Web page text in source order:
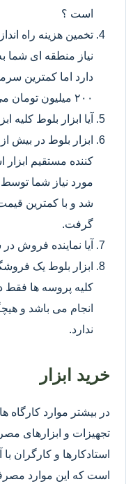
است ؟
تخمین هزینه راه
نیاز منطقه ای شما
دارد اما کمترین
۲۰۰ میلیون تومان می باشد.
آیا ابزار بلوط کلیه
کننده مستقیم ابزار
مورد نیاز شما توسط
شد و با کمترین
گرفت.
آیا نماینده فروش
ابزار بلوط یک
کلیه پروسه ها فقط
انجام می باشد و
ندارد.
خرید ابزار
در بیشتر موارد کارگاه
تجهیزات و ابزارهای
استادکارها و کارگران
است که این موارد